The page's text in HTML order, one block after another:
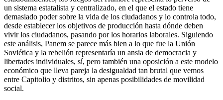
un sistema estatalista y centralizado, en el que el estado tiene
demasiado poder sobre la vida de los ciudadanos y lo controla todo,
desde establecer los objetivos de producción hasta dónde deben
vivir los ciudadanos, pasando por los horarios laborales. Siguiendo
este análisis, Panem se parece más bien a lo que fue la Unión
Soviética y la rebelión representaría un ansia de democracia y
libertades individuales, sí, pero también una oposición a este modelo
económico que lleva pareja la desigualdad tan brutal que vemos
entre Capitolio y distritos, sin apenas posibilidades de movilidad
social.